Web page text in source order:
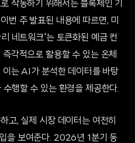
작동하기 위해서는 블록체인 기
번 주 발표된 내용에 따르면, 미
네트워크'는 토큰화된 예금 컨
각적으로 활용할 수 있는 온체
이는 AI가 분석한 데이터를 바탕
행할 수 있는 환경을 제공한다.
고, 실제 시장 데이터는 여전히
을 보여준다. 2026년 1분기 동